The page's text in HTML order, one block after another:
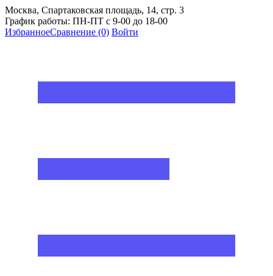
Москва, Спартаковская площадь, 14, стр. 3
График работы: ПН-ПТ с 9-00 до 18-00
ИзбранноеСравнение (0) Войти